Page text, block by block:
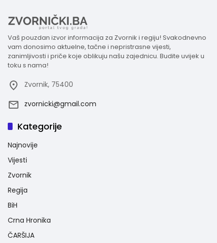
Vaš pouzdan izvor informacija za Zvornik i regiju! Svakodnevno
vam donosimo aktuelne, tačne i nepristrasne vijesti,
zanimljivosti i priče koje oblikuju našu zajednicu. Budite uvijek u
toku s nama!
Zvornik, 75400
zvornicki@gmail.com
Kategorije
Najnovije
Vijesti
Zvornik
Regija
BiH
Crna Hronika
ČARŠIJA